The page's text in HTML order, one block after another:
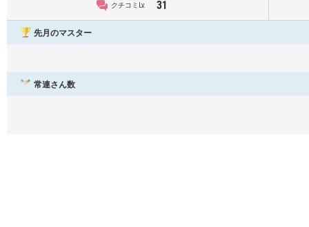
クチコミLv. 31
先月のマスター
常連さん数